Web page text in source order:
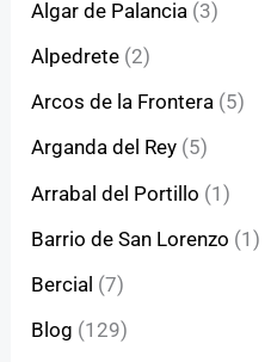
Algar de Palancia (3)
Alpedrete (2)
Arcos de la Frontera (5)
Arganda del Rey (5)
Arrabal del Portillo (1)
Barrio de San Lorenzo (1)
Bercial (7)
Blog (129)